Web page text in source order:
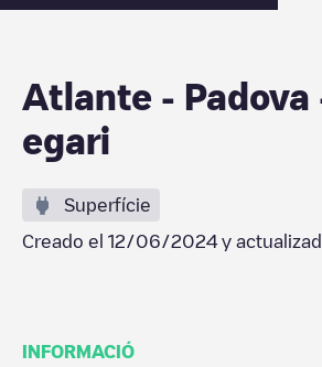
Atlante - Padova
egari
Superfície
Creado el 12/06/2024 y
INFORMACIÓ